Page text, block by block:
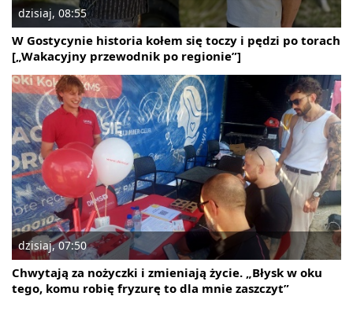
dzisiaj, 08:55
W Gostycynie historia kołem się toczy i pędzi po torach
[„Wakacyjny przewodnik po regionie”]
dzisiaj, 07:50
Chwytają za nożyczki i zmieniają życie. „Błysk w oku
tego, komu robię fryzurę to dla mnie zaszczyt”